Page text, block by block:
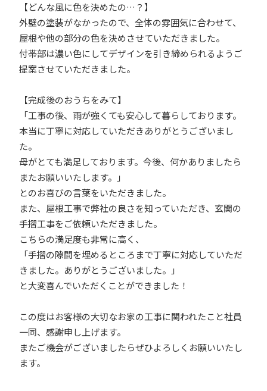
【どんな風に色を決めたの…？】
外壁の塗装がなかったので、全体の雰囲気に合わせて、
屋根や他の部分の色を決めさせていただきました。
付帯部は濃い色にしてデザインを引き締められるようご
提案させていただきました。
【完成後のおうちをみて】
「工事の後、雨が強くても安心して暮らしております。
本当に丁寧に対応していただきありがとうございまし
た。
母がとても満足しております。今後、何かありましたら
またお願いいたします。」
とのお喜びの言葉をいただきました。
また、屋根工事で弊社の良さを知っていただき、玄関の
手摺工事をご依頼いただきました。
こちらの満足度も非常に高く、
「手摺の隙間を埋めるところまで丁寧に対応していただ
きました。ありがとうございました。」
と大変喜んでいただくことができました！
この度はお客様の大切なお家の工事に関われたこと社員
一同、感謝申し上げます。
またご機会がございましたらぜひよろしくお願いいたし
ます。